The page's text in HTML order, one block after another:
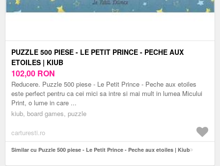
PUZZLE 500 PIESE - LE PETIT PRINCE - PECHE AUX
ETOILES | KIUB
102,00 RON
Reducere. Puzzle 500 piese - Le Petit Prince - Peche aux etoiles
este perfect pentru ca cei mici sa intre si mai mult in lumea Micului
Print, o lume in care ...
kiub, board games, puzzle
carturesti.ro
Similar cu Puzzle 500 piese - Le Petit Prince - Peche aux etoiles | Kiub